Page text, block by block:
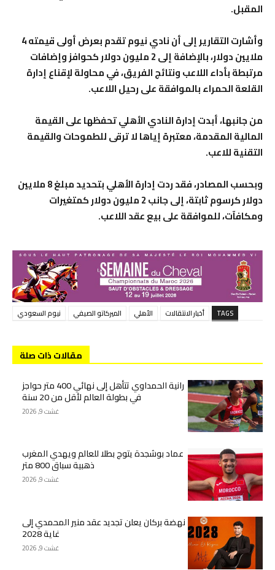
المقبل.
وأشارت التقارير إلى أن نادي نيوم تقدم بعرض أولى قيمته 4
ملايين دولار، بالإضافة إلى 2 مليون دولار كحوافز وإضافات
مرتبطة بأداء اللاعب ونتائج الفريق، في محاولة لإقناع إدارة
القلعة الحمراء بالموافقة على رحيل اللاعب.
من جانبها، أبدت إدارة النادي الأهلي تحفظها على القيمة
المالية المقدمة، معتبرة إياها لا ترقى للطموحات والقيمة
التقنية للاعب.
وبحسب المصادر، فقد ردت إدارة الأهلي بتحديد مبلغ 8 ملايين
دولار كرسوم ثابتة، إلى جانب 2 مليون دولار كمتغيرات
ومكافآت، للموافقة على بيع عقد اللاعب.
TAGS أخبار الانتقالات الأهلي الميركاتو الصيفي نيوم السعودي
مقالات ذات صلة
رانية الحمداوي تتأهل إلى نهائي 400 متر حواجز
في بطولة العالم لأقل من 20 سنة
غشت 9, 2026
عماد بوشجدة يتوج بطلا للعالم ويهدي المغرب
ذهبية سباق 800 متر
غشت 9, 2026
نهضة بركان يعلن تجديد عقد منير المحمدي إلى
غاية 2028
غشت 9, 2026